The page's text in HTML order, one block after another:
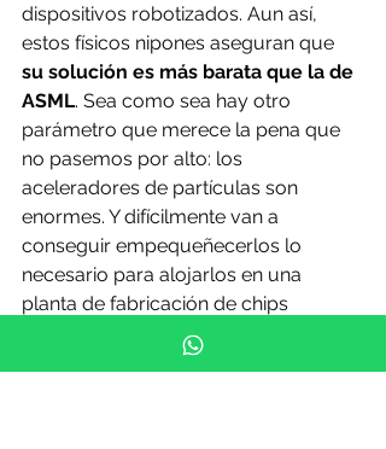
dispositivos robotizados. Aun así,
estos físicos nipones aseguran que
su solución es más barata que la de
ASML. Sea como sea hay otro
parámetro que merece la pena que
no pasemos por alto: los
aceleradores de partículas son
enormes. Y difícilmente van a
conseguir empequeñecerlos lo
necesario para alojarlos en una
planta de fabricación de chips
convencional. Veremos cómo
evoluciona esta tecnología, pero no